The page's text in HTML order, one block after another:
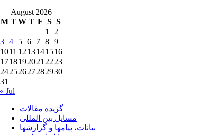
August 2026
M T W T F S S
1
2
3 4 5 6 7 8 9
1011 12 13141516
1718192021 22 23
24252627282930
31
« Jul
گزیده مقالات
مسایل بین المللی
بیانات، پیامها و گزارشها